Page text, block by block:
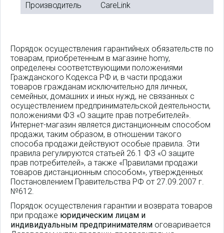
Производитель CareLink
Порядок осуществления гарантийных обязательств по
товарам, приобретенным в магазине homy,
определены соответствующими положениями
Гражданского Кодекса РФ и, в части продажи
товаров гражданам исключительно для личных,
семейных, домашних и иных нужд, не связанных с
осуществлением предпринимательской деятельности,
положениями ФЗ «О защите прав потребителей».
Интернет-магазин является дистанционным способом
продажи, таким образом, в отношении такого
способа продажи действуют особые правила. Эти
правила регулируются статьей 26.1 ФЗ «О защите
прав потребителей», а также «Правилами продажи
товаров дистанционным способом», утвержденных
Постановлением Правительства РФ от 27.09.2007 г.
№612.
Порядок осуществления гарантии и возврата товаров
при продаже юридическим лицам и
индивидуальным предпринимателям оговаривается